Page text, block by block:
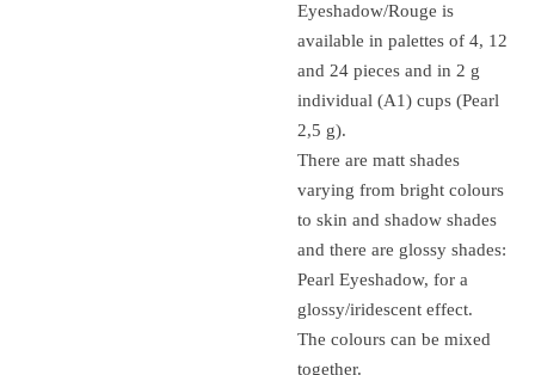
Eyeshadow/Rouge is
available in palettes of 4, 12
and 24 pieces and in 2 g
individual (A1) cups (Pearl
2,5 g).
There are matt shades
varying from bright colours
to skin and shadow shades
and there are glossy shades:
Pearl Eyeshadow, for a
glossy/iridescent effect.
The colours can be mixed
together.